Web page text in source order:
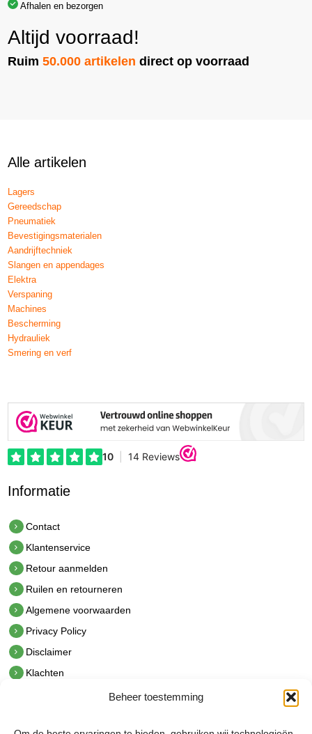
Beheer toestemming
Afhalen en bezorgen
Altijd voorraad!
Ruim50.000 artikelen direct op voorraad
Alle artikelen
Lagers
Gereedschap
Pneumatiek
Bevestigingsmaterialen
Aandrijftechniek
Slangen en appendages
Elektra
Verspaning
Machines
Bescherming
Hydrauliek
Smering en verf
Informatie
Contact
Klantenservice
Retour aanmelden
Ruilen en retourneren
Algemene voorwaarden
Privacy Policy
Disclaimer
Klachten
hetindustriehuis B.V.